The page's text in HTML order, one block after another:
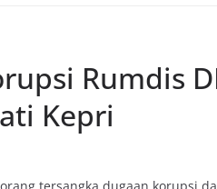
Rumdis
Kepri